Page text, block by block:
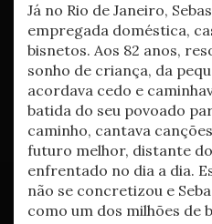
Já no Rio de Janeiro,
empregada doméstica,
bisnetos. Aos 82 anos,
sonho de criança, da
acordava cedo e
batida do seu povoado
caminho, cantava
futuro melhor, distante
enfrentado no dia a dia.
não se concretizou e
como um dos milhões de